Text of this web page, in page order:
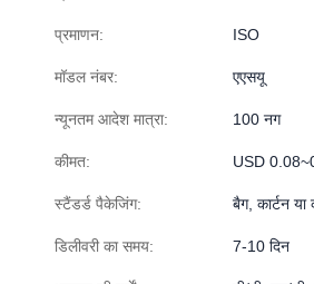
प्रमाणन: ISO
मॉडल नंबर: एएसयू
न्यूनतम आदेश मात्रा: 100 नग
कीमत: USD
स्टैंडर्ड पैकेजिंग: बैग, कार्टन या
डिलीवरी का समय: 7-10 दिन